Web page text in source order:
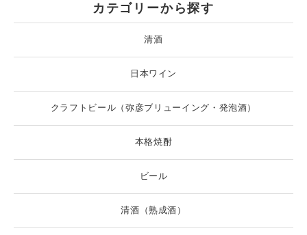
カテゴリーから探す
清酒
日本ワイン
クラフトビール（弥彦ブリューイング・発泡酒）
本格焼酎
ビール
清酒（熟成酒）